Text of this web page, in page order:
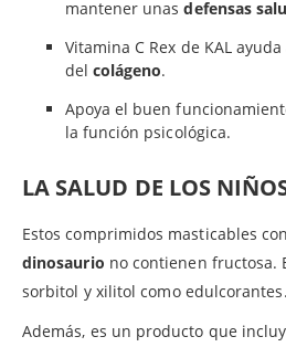
mantener unasdefensas
Vitamina C Rex de KAL
del colágeno.
Apoya el buen
la función psicológica.
LA SALUD DE LOS
Estos comprimidos masticables
dinosaurio no contienen fructosa.
sorbitol y xilitol como edulcorantes.
Además, es un producto que